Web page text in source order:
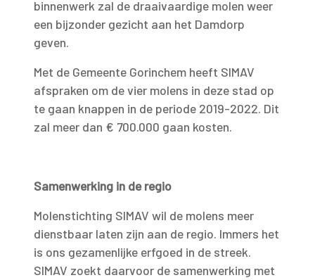
binnenwerk zal de draaivaardige molen weer
een bijzonder gezicht aan het Damdorp
geven.
Met de Gemeente Gorinchem heeft SIMAV
afspraken om de vier molens in deze stad op
te gaan knappen in de periode 2019-2022. Dit
zal meer dan € 700.000 gaan kosten.
Samenwerking in de regio
Molenstichting SIMAV wil de molens meer
dienstbaar laten zijn aan de regio. Immers het
is ons gezamenlijke erfgoed in de streek.
SIMAV zoekt daarvoor de samenwerking met